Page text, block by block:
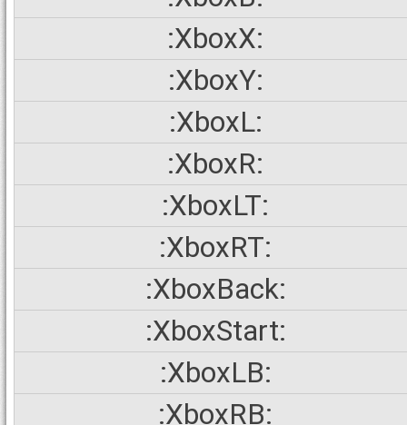
:XboxX:
:XboxY:
:XboxL:
:XboxR:
:XboxLT:
:XboxRT:
:XboxBack:
:XboxStart:
:XboxLB:
:XboxRB: